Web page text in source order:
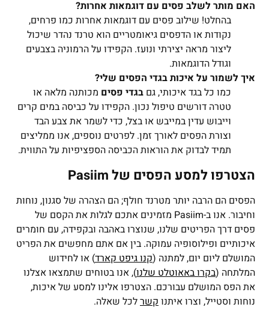
האם מותר לשלב פסים עם דוגמאות אחרות?
בהחלט! שילוב פסים עם דוגמאות אחרות כמו פרחים,
נקודות או הדפסים גיאומטריים הוא טרנד נהדר שיכול
ליצור מראה יצירתי ונועז. הקפידו על הרמוניה בצבעים
וגודל הדוגמאות.
איך לשמור על איכות בגדי הפסים שלי?
כמו כל בגד איכותי, גם בגדי פסים מכותנה מלאה או
טטרה דורשים טיפול נכון. הקפידו על כביסה במים קרים
וייבוש עדין במייבש או בצל, כדי לשמר את צבע הבד
וצורת הפסים לאורך זמן. לפרטים נוספים, אנו ממליצים
תמיד לבדוק את הוראות הכביסה הספציפיות על התווית.
הצטרפו למסע הפסים של Pasiim
הפסים הם הרבה יותר מטרנד חולף; הם הצהרה של סגנון, נוחות
וחיבור. אנו ב-Pasiim מזמינים אתכם לגלות את הקסם של
פסים דרך הפריטים שלנו, שנוצרו באהבה ובקפידה, עם חומרים
איכותיים ופילוסופיה עמוקה. בין אם אתם מחפשים את הפריט
המושלם ליום יום, למתנה (קנו גיפט קארד) או לחידוש
המלתחה (בקרו באאוטלט שלנו), אנו בטוחים שתמצאו אצלנו
את הפס המושלם עבורכם. הצטרפו אלינו למסע של איכות,
נוחות וסטייל, וצרו איתנוקשרלכל שאלה.